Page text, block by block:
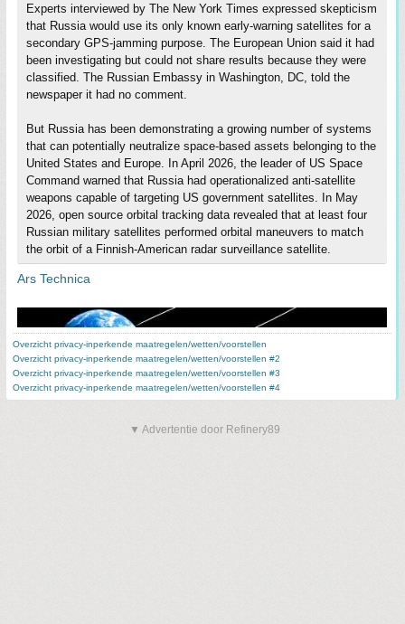
Experts interviewed by The New York Times expressed skepticism
that Russia would use its only known early-warning satellites for a
secondary GPS-jamming purpose. The European Union said it had
been investigating but could not share results because they were
classified. The Russian Embassy in Washington, DC, told the
newspaper it had no comment.
But Russia has been demonstrating a growing number of systems
that can potentially neutralize space-based assets belonging to the
United States and Europe. In April 2026, the leader of US Space
Command warned that Russia had operationalized anti-satellite
weapons capable of targeting US government satellites. In May
2026, open source orbital tracking data revealed that at least four
Russian military satellites performed orbital maneuvers to match
the orbit of a Finnish-American radar surveillance satellite.
Ars Technica
Overzicht privacy-inperkende maatregelen/wetten/voorstellen
Overzicht privacy-inperkende maatregelen/wetten/voorstellen #2
Overzicht privacy-inperkende maatregelen/wetten/voorstellen #3
Overzicht privacy-inperkende maatregelen/wetten/voorstellen #4
▼ Advertentie door Refinery89